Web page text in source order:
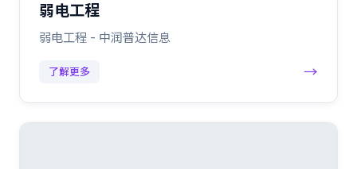
弱电工程
弱电工程 - 中润普达信息
了解更多 →